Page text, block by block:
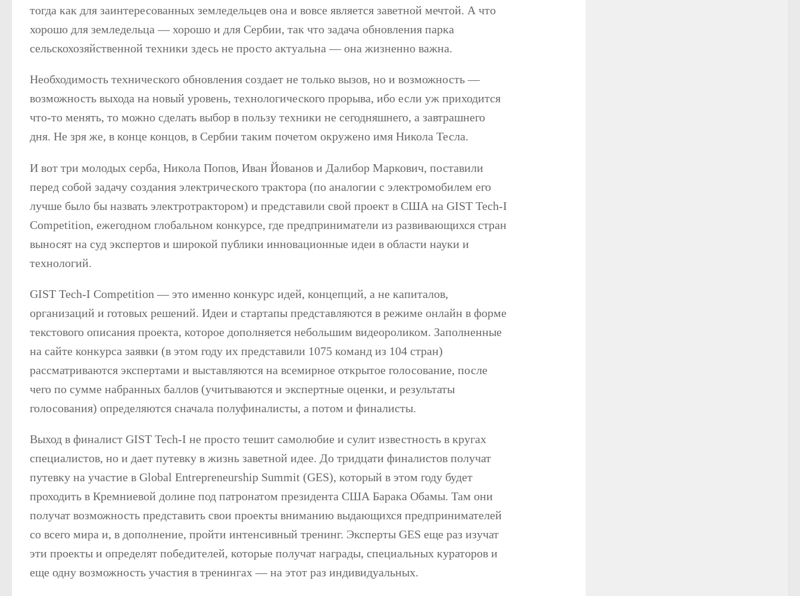
тогда как для заинтересованных земледельцев она и вовсе является заветной мечтой. А что
хорошо для земледельца — хорошо и для Сербии, так что задача обновления парка
сельскохозяйственной техники здесь не просто актуальна — она жизненно важна.
Необходимость технического обновления создает не только вызов, но и возможность —
возможность выхода на новый уровень, технологического прорыва, ибо если уж приходится
что-то менять, то можно сделать выбор в пользу техники не сегодняшнего, а завтрашнего
дня. Не зря же, в конце концов, в Сербии таким почетом окружено имя Никола Тесла.
И вот три молодых серба, Никола Попов, Иван Йованов и Далибор Маркович, поставили
перед собой задачу создания электрического трактора (по аналогии с электромобилем его
лучше было бы назвать электротрактором) и представили свой проект в США на GIST Tech-I
Competition, ежегодном глобальном конкурсе, где предприниматели из развивающихся стран
выносят на суд экспертов и широкой публики инновационные идеи в области науки и
технологий.
GIST Tech-I Competition — это именно конкурс идей, концепций, а не капиталов,
организаций и готовых решений. Идеи и стартапы представляются в режиме онлайн в форме
текстового описания проекта, которое дополняется небольшим видеороликом. Заполненные
на сайте конкурса заявки (в этом году их представили 1075 команд из 104 стран)
рассматриваются экспертами и выставляются на всемирное открытое голосование, после
чего по сумме набранных баллов (учитываются и экспертные оценки, и результаты
голосования) определяются сначала полуфиналисты, а потом и финалисты.
Выход в финалист GIST Tech-I не просто тешит самолюбие и сулит известность в кругах
специалистов, но и дает путевку в жизнь заветной идее. До тридцати финалистов получат
путевку на участие в Global Entrepreneurship Summit (GES), который в этом году будет
проходить в Кремниевой долине под патронатом президента США Барака Обамы. Там они
получат возможность представить свои проекты вниманию выдающихся предпринимателей
со всего мира и, в дополнение, пройти интенсивный тренинг. Эксперты GES еще раз изучат
эти проекты и определят победителей, которые получат награды, специальных кураторов и
еще одну возможность участия в тренингах — на этот раз индивидуальных.